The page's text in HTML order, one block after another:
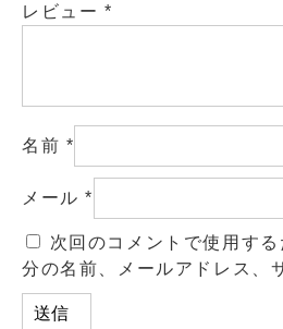
レビュー *
名前 *
メール*
次回のコメントで使用す
分の名前、メールアドレス、